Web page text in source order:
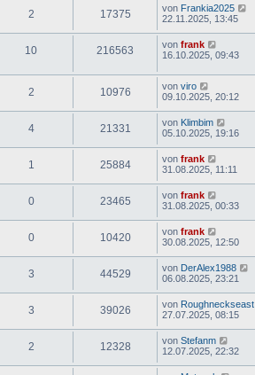
2 17375 von Frankia2025
22.11.2025, 13:45
10 216563 von frank
16.10.2025, 09:43
2 10976 von viro
09.10.2025, 20:12
4 21331 von Klimbim
05.10.2025, 19:16
1 25884 von frank
31.08.2025, 11:11
0 23465 von frank
31.08.2025, 00:33
0 10420 von frank
30.08.2025, 12:50
3 44529 von DerAlex1988
06.08.2025, 23:21
3 39026 von Roughneckseast
27.07.2025, 08:15
2 12328 von Stefanm
12.07.2025, 22:32